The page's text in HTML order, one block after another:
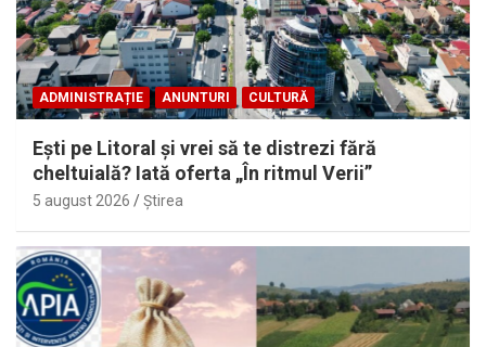
ADMINISTRAȚIE ANUNTURI CULTURĂ
Eşti pe Litoral şi vrei să te distrezi fără
cheltuială? Iată oferta „În ritmul Verii”
5 august 2026 Ştirea